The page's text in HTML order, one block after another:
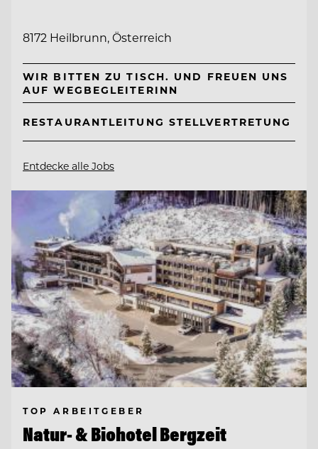
8172 Heilbrunn, Österreich
WIR BITTEN ZU TISCH. UND FREUEN UNS
AUF WEGBEGLEITERINN
RESTAURANTLEITUNG STELLVERTRETUNG
Entdecke alle Jobs
TOP ARBEITGEBER
Natur- & Biohotel Bergzeit